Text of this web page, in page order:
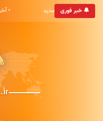
🔔 خبر فوری
هشت صبح خوش آمدید •